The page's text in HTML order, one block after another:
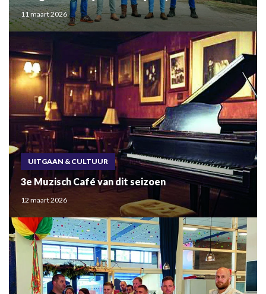
11 maart 2026
UITGAAN & CULTUUR
3e Muzisch Café van dit seizoen
12 maart 2026